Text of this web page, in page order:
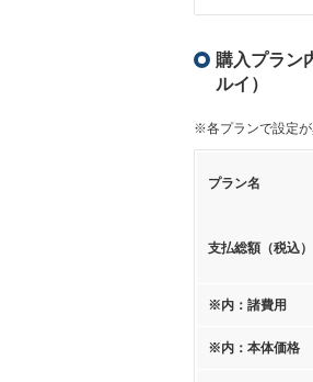
購入プラン
ルイ）
※各プランで設定が
プラン名
支払総額（税込）
※内：諸費用
※内：本体価格